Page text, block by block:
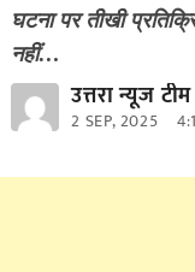
घटना पर तीखी
नहीं…
उत्तरा न्यूज टीम
2 SEP, 2025